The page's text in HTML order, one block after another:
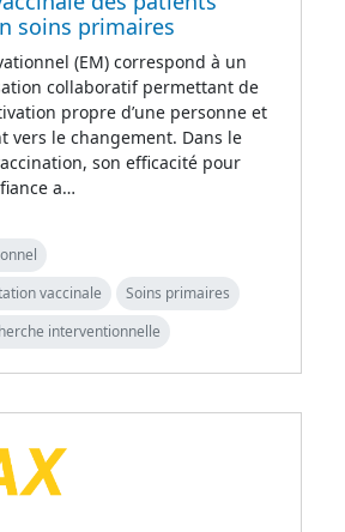
soins primaires
(EM) correspond à un
collaboratif permettant de
propre d’une personne et
vers le changement. Dans le
son efficacité pour
a…
vaccinale
Soins primaires
interventionnelle